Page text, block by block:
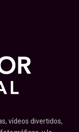
vídeos divertidos,